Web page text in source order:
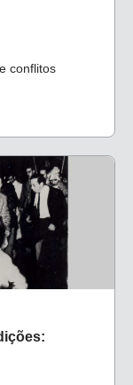
conflitos